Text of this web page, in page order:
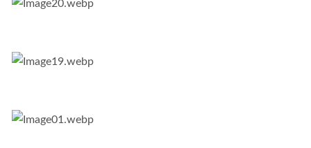
甜美女神鹿鹿鹿J10176